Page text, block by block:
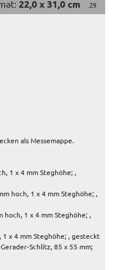
22,0 x 31,0 cm .29
als Messemappe.
1 x 4 mm Steghöhe; ,
hoch, 1 x 4 mm Steghöhe; ,
hoch, 1 x 4 mm Steghöhe; ,
x 4 mm Steghöhe; , gesteckt
Schlitz, 85 x 55 mm;